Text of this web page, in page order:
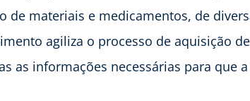
de materiais e medicamentos, de
agiliza o processo de aquisição
as informações necessárias para que